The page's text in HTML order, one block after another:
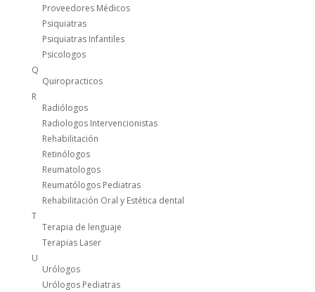
Proveedores Médicos
Psiquiatras
Psiquiatras Infantiles
Psicologos
Q
Quiropracticos
R
Radiólogos
Radiologos Intervencionistas
Rehabilitación
Retinólogos
Reumatologos
Reumatólogos Pediatras
Rehabilitación Oral y Estética dental
T
Terapia de lenguaje
Terapias Laser
U
Urólogos
Urólogos Pediatras